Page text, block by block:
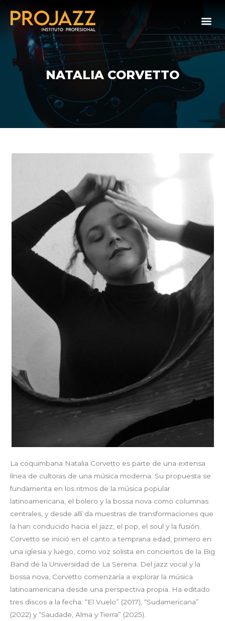
NATALIA CORVETTO
La coquimbana Natalia Corvetto es parte de una extensa
línea de cultoras de una música moderna. Su propuesta se
fundamenta en los ritmos de la música popular
latinoamericana, el bolero y la bossa nova como columnas
centrales, y desde allí da muestras de transformaciones que
la han conducido hacia el jazz, el pop, el soul y la fusión.
Corvetto se inició en el canto a temprana edad, primero en
una iglesia y luego, como voz solista en conciertos de la Big
Band de la Universidad de La Serena. Del jazz vocal y la
bossa nova, Corvetto comenzaría a explorar la música
latinoamericana desde una perspectiva propia. Ha editado
tres discos a la fecha: “El Vuelo” (2017), “Sudamericana”
(2022) y “Saudade, Alma y Tierra” (2025).